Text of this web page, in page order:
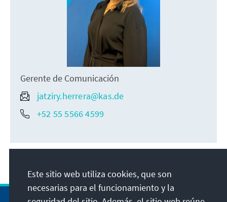
Gerente de Comunicación
jatziry.herrera@kas.de
+52 55 5566 4599
Este sitio web utiliza cookies, que son
necesarias para el funcionamiento y la